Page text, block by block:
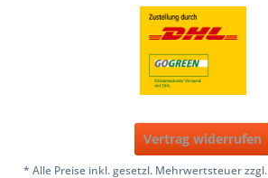
Vertrag widerrufen
* Alle Preise inkl. gesetzl. Mehrwertsteuer zzgl.